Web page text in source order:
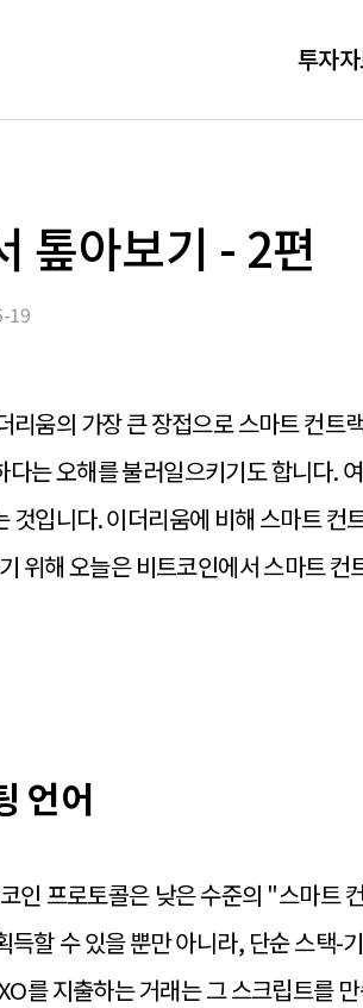
투자
톺아보기 - 2편
19
리움의 가장 큰 장접으로 스마트 컨
는 오해를 불러일으키기도 합니다.
것입니다. 이더리움에 비해 스마트
위해 오늘은 비트코인에서 스마트
언어
인 프로토콜은 낮은 수준의 "스마트
득할 수 있을 뿐만 아니라, 단순 스택-
를 지출하는 거래는 그 스크립트를